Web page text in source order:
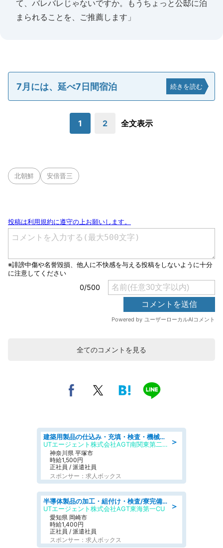
て、バレバレじゃないですか。もうちょっと公邸に泊
まられることを、ご推薦します」
7月には、延べ7日間宿泊 続きを読む
1 2 全文表示
北朝鮮 安倍晋三
全てのコメントを見る
＞
建築用製品の仕込み・充填・検査・機械操作/寮完備/日払い/工場・製造
UTエージェント株式会社AGT南関東第二CU
神奈川県 平塚市
時給1,500円
正社員 / 派遣社員
スポンサー：求人ボックス
＞
半導体製品の加工・組付け・検査/寮完備/日勤/日払い/工場・製造
UTエージェント株式会社AGT東海第一CU
愛知県 岡崎市
時給1,400円
正社員 / 派遣社員
スポンサー：求人ボックス